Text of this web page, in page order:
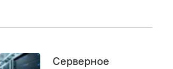
Серверное